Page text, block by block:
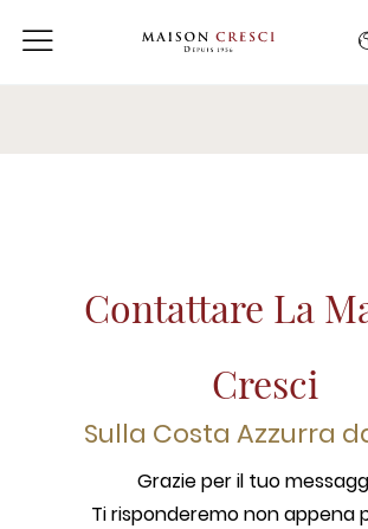
Contattare La
Cresci
Sulla Costa Azzurra
Grazie per il tuo
Ti risponderemo non appena